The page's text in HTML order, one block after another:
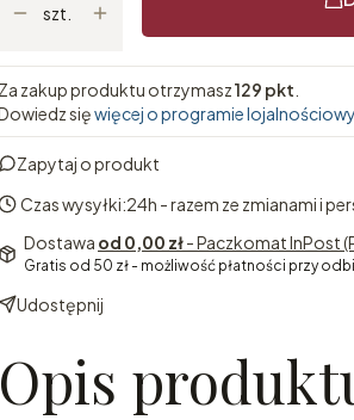
szt.
Za zakup produktu otrzymasz129 pkt
sięwięcej o programie
Zapytaj o produkt
Czas wysyłki:24h - razem ze zmianami i
Dostawa od 0,00 zł- Paczkomat InPost
Gratis od 50 zł - możliwość płatności przy
Udostępnij
Opis